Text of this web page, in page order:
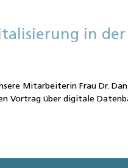
in
Mitarbeiterin Frau Dr.
Vortrag über digitale